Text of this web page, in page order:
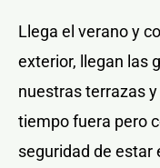
Llega el verano y
exterior, llegan las
nuestras terrazas
tiempo fuera pero
seguridad de estar